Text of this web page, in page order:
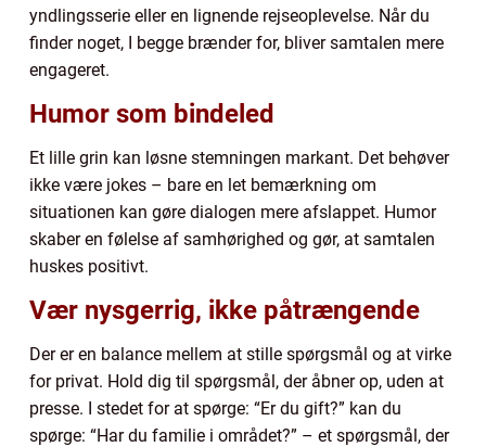
yndlingsserie eller en lignende rejseoplevelse. Når du
finder noget, I begge brænder for, bliver samtalen mere
engageret.
Humor som bindeled
Et lille grin kan løsne stemningen markant. Det behøver
ikke være jokes – bare en let bemærkning om
situationen kan gøre dialogen mere afslappet. Humor
skaber en følelse af samhørighed og gør, at samtalen
huskes positivt.
Vær nysgerrig, ikke påtrængende
Der er en balance mellem at stille spørgsmål og at virke
for privat. Hold dig til spørgsmål, der åbner op, uden at
presse. I stedet for at spørge: “Er du gift?” kan du
spørge: “Har du familie i området?” – et spørgsmål, der